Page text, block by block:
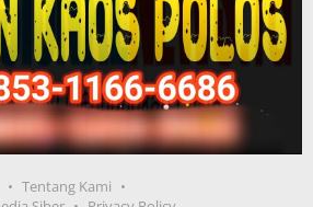
Tentang Kami